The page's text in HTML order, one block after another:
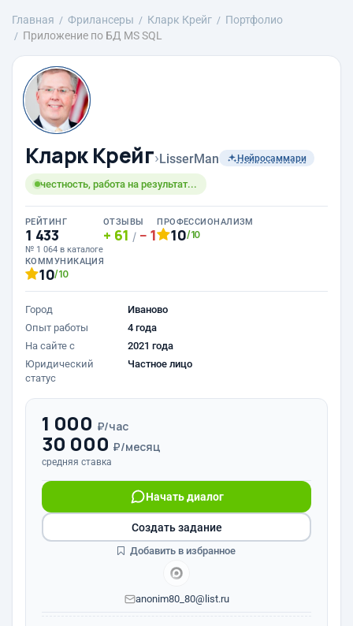
Главная Фрилансеры Кларк Крейг
Портфолио
Приложение по БД MS SQL
Кларк Крейг›LisserMan Нейросаммари
честность, работа на результат...
РЕЙТИНГ
1 433
№ 1 064 в каталоге
ОТЗЫВЫ
61 / 1
ПРОФЕССИОНАЛИЗМ
10/10
КОММУНИКАЦИЯ
10/10
Город
Иваново
Опыт работы
4 года
На сайте с
2021 года
Юридический
статус
Частное лицо
1 000 ₽/час
30 000 ₽/месяц
средняя ставка
Начать диалог
anonim80_80@list.ru
Создать задание
Добавить в избранное